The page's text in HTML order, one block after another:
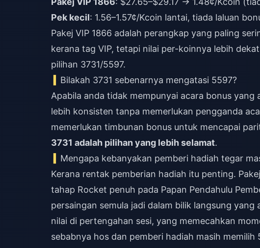
Pek kecil: 1.56–1.57¢/Kcoin lantai, tiada laluan
Pakej VIP 1866 adalah perangkap yang paling
kerana tag VIP, tetapi nilai per-koinnya lebih
pilihan 3731/5597.
Bilakah 3731 sebenarnya mengatasi 5597?
Apabila anda tidak mempunyai acara bonus yang
lebih konsisten tanpa memerlukan pengganda
memerlukan timbunan bonus untuk mencapai
3731 adalah pilihan yang lebih selamat.
Mengapa kebanyakan pemberi hadiah tegar
Kerana rentak pemberian hadiah itu penting.
tahap Rocket penuh pada Papan Pendahulu
persaingan semula jadi dalam bilik langsung
nilai di pertengahan sesi, yang memecahkan
sebabnya hos dan pemberi hadiah masih